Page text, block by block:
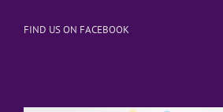
FIND US ON FACEBOOK